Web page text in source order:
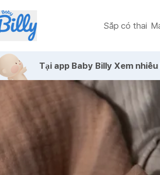
Sắp có thai
Tại app Baby Billy Xem